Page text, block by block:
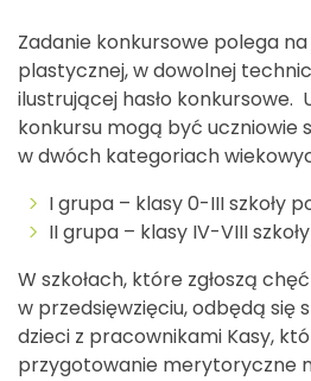
Zadanie konkursowe polega
plastycznej, w dowolnej
ilustrującej hasło konkursowe.
konkursu mogą być uczniowie
w dwóch kategoriach
I grupa – klasy 0-III szkoły
II grupa – klasy IV-VIII
W szkołach, które zgłoszą
w przedsięwzięciu, odbędą się
dzieci z pracownikami Kasy,
przygotowanie merytoryczne